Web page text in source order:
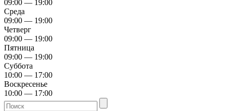
09:00 — 19:00
Среда
09:00 — 19:00
Четверг
09:00 — 19:00
Пятница
09:00 — 19:00
Суббота
10:00 — 17:00
Воскресенье
10:00 — 17:00